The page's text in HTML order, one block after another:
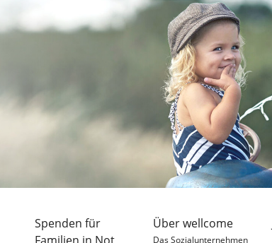
Spenden für
Über wellcome
Das Sozialunternehmen